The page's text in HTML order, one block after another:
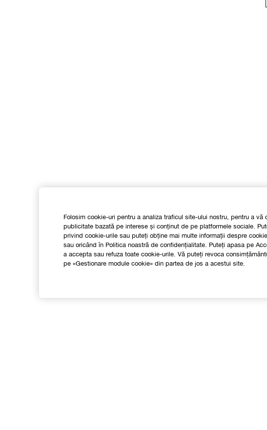
Folosim cookie-uri pentru a analiza traficul site-ului nostru, pentru a vă
publicitate bazată pe interese și conținut de pe platformele sociale.
privind cookie-urile sau puteți obține mai multe informații despre
sau oricând în Politica noastră de confidențialitate. Puteți apasa pe
a accepta sau refuza toate cookie-urile. Vă puteți revoca
pe «Gestionare module cookie» din partea de jos a acestui site.